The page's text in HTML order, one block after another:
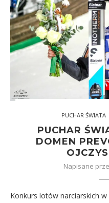
PUCHAR ŚWIATA
PUCHAR
DOMEN
Napisane
Konkurs lotów narciarskich